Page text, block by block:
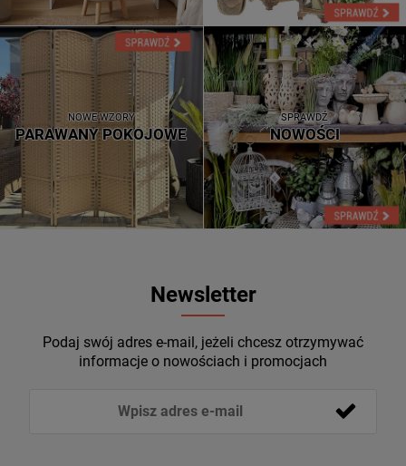
NOWE WZORY
PARAWANY POKOJOWE
SPRAWDŹ
NOWOŚCI
Newsletter
Podaj swój adres e-mail, jeżeli chcesz otrzymywać
informacje o nowościach i promocjach